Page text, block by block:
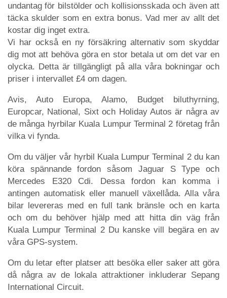
undantag för bilstölder och kollisionsskada och även att
täcka skulder som en extra bonus. Vad mer av allt det
kostar dig inget extra.
Vi har också en ny försäkring alternativ som skyddar
dig mot att behöva göra en stor betala ut om det var en
olycka. Detta är tillgängligt på alla våra bokningar och
priser i intervallet £4 om dagen.
Avis, Auto Europa, Alamo, Budget biluthyrning,
Europcar, National, Sixt och Holiday Autos är några av
de många hyrbilar Kuala Lumpur Terminal 2 företag från
vilka vi fynda.
Om du väljer vår hyrbil Kuala Lumpur Terminal 2 du kan
köra spännande fordon såsom Jaguar S Type och
Mercedes E320 Cdi. Dessa fordon kan komma i
antingen automatisk eller manuell växellåda. Alla våra
bilar levereras med en full tank bränsle och en karta
och om du behöver hjälp med att hitta din väg från
Kuala Lumpur Terminal 2 Du kanske vill begära en av
våra GPS-system.
Om du letar efter platser att besöka eller saker att göra
då några av de lokala attraktioner inkluderar Sepang
International Circuit.